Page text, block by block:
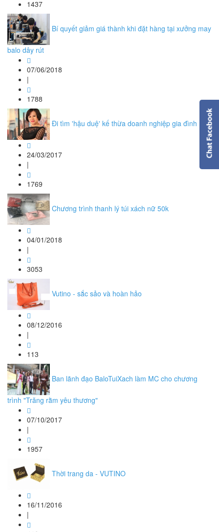
1437
Bí quyết giảm giá thành khi đặt hàng tại xưởng may
balo dây rút
07/06/2018
|
1788
Đi tìm 'hậu duệ' kế thừa doanh nghiệp gia đình
24/03/2017
|
1769
Chương trình thanh lý túi xách nữ 50k
04/01/2018
|
3053
Vutino - sắc sảo và hoàn hảo
08/12/2016
|
113
Ban lãnh đạo BaloTuiXach làm MC cho chương
trình "Trăng rằm yêu thương"
07/10/2017
|
1957
Thời trang da - VUTINO
16/11/2016
|